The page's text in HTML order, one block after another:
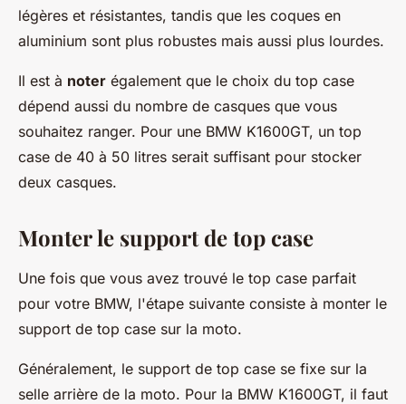
légères et résistantes, tandis que les coques en
aluminium sont plus robustes mais aussi plus lourdes.
Il est à noter également que le choix du top case
dépend aussi du nombre de casques que vous
souhaitez ranger. Pour une BMW K1600GT, un top
case de 40 à 50 litres serait suffisant pour stocker
deux casques.
Monter le support de top case
Une fois que vous avez trouvé le top case parfait
pour votre BMW, l'étape suivante consiste à monter le
support de top case sur la moto.
Généralement, le support de top case se fixe sur la
selle arrière de la moto. Pour la BMW K1600GT, il faut